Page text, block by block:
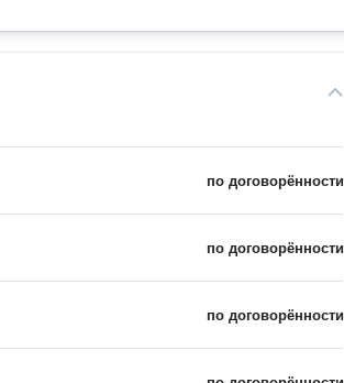
по договорённости
по договорённости
по договорённости